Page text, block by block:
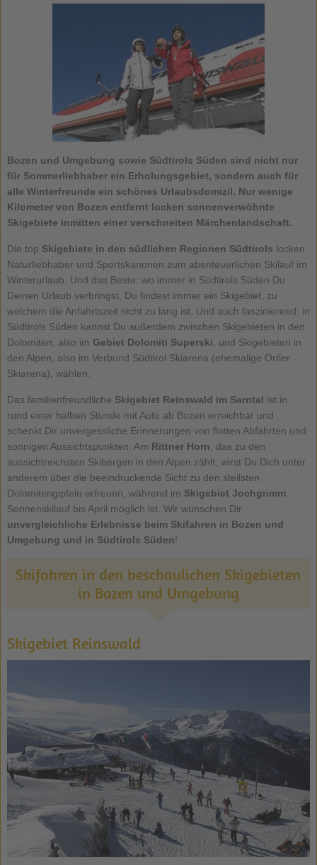
Bozen und Umgebung sowie Südtirols Süden sind nicht nur
für Sommerliebhaber ein Erholungsgebiet, sondern auch für
alle Winterfreunde ein schönes Urlaubsdomizil. Nur wenige
Kilometer von Bozen entfernt locken sonnenverwöhnte
Skigebiete inmitten einer verschneiten Märchenlandschaft.
Die top Skigebiete in den südlichen Regionen Südtirols locken
Naturliebhaber und Sportskanonen zum abenteuerlichen Skilauf im
Winterurlaub. Und das Beste: wo immer in Südtirols Süden Du
Deinen Urlaub verbringst, Du findest immer ein Skigebiet, zu
welchem die Anfahrtszeit nicht zu lang ist. Und auch faszinierend: in
Südtirols Süden kannst Du außerdem zwischen Skigebieten in den
Dolomiten, also im Gebiet Dolomiti Superski , und Skigebieten in
den Alpen, also im Verbund Südtirol Skiarena (ehemalige Ortler
Skiarena), wählen.
Das familienfreundliche Skigebiet Reinswald im Sarntal ist in
rund einer halben Stunde mit Auto ab Bozen erreichbar und
schenkt Dir unvergessliche Erinnerungen von flotten Abfahrten und
sonnigen Aussichtspunkten. Am Rittner Horn , das zu den
aussichtreichsten Skibergen in den Alpen zählt, wirst Du Dich unter
anderem über die beeindruckende Sicht zu den steilsten
Dolomitengipfeln erfreuen, während im Skigebiet Jochgrimm
Sonnenskilauf bis April möglich ist. Wir wünschen Dir
unvergleichliche Erlebnisse beim Skifahren in Bozen und
Umgebung und in Südtirols Süden!
Skifahren in den beschaulichen Skigebieten
in Bozen und Umgebung
Skigebiet Reinswald